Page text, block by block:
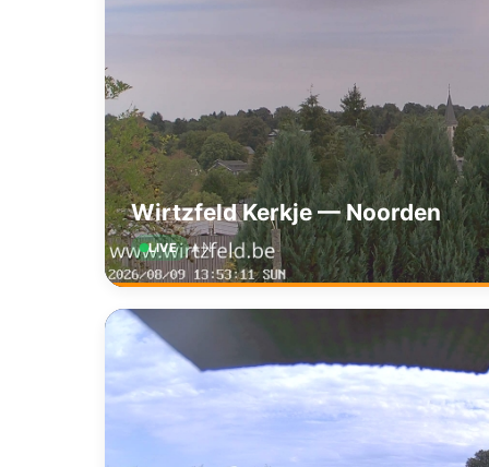
Wirtzfeld Kerkje — Noorden
LIVE N